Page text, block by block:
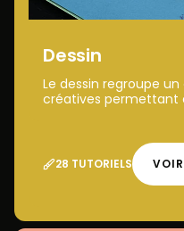
Dessin
Le dessin regroupe
créatives permettant
28 TUTORIELS